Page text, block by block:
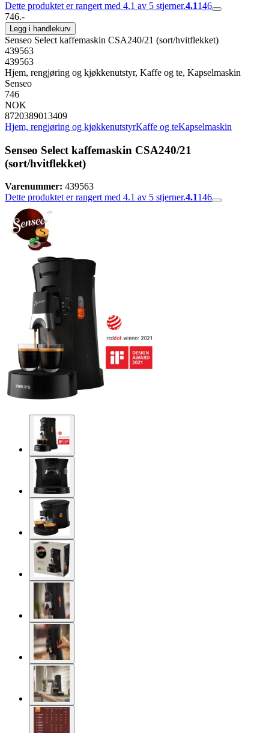
Dette produktet er rangert med 4.1 av 5 stjerner.4.1146
746.-
Legg i handlekurv
Senseo Select kaffemaskin CSA240/21 (sort/hvitflekket)
439563
439563
Hjem, rengjøring og kjøkkenutstyr, Kaffe og te, Kapselmaskin
Senseo
746
NOK
8720389013409
Hjem, rengjøring og kjøkkenutstyrKaffe og teKapselmaskin
Senseo Select kaffemaskin CSA240/21
(sort/hvitflekket)
Varenummer: 439563
Dette produktet er rangert med 4.1 av 5 stjerner.4.1146